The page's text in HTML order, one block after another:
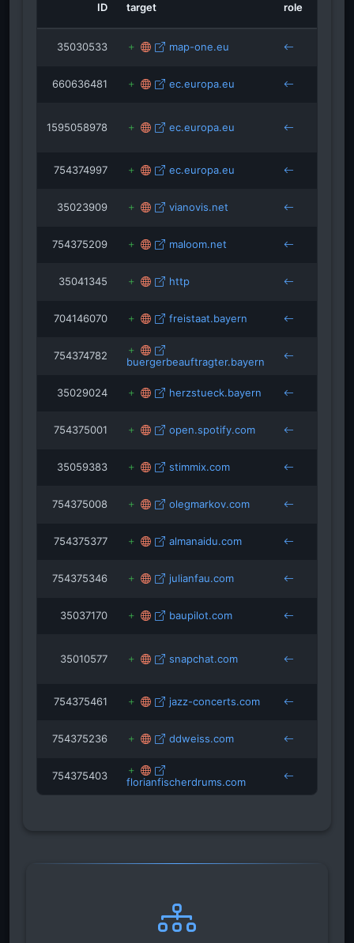
isRefOf
goo.gl dentalpraxis-
ID target role
35030533 map-one.eu
660636481 ec.europa.eu
1595058978 ec.europa.eu
754374997 ec.europa.eu
35023909 vianovis.net
754375209 maloom.net
35041345 http
704146070 freistaat.bayern
754374782 buergerbeauftragter.bayern
35029024 herzstueck.bayern
754375001 open.spotify.com
35059383 stimmix.com
754375008 olegmarkov.com
754375377 almanaidu.com
754375346 julianfau.com
35037170 baupilot.com
35010577 snapchat.com
754375461 jazz-concerts.com
754375236 ddweiss.com
754375403 florianfischerdrums.com